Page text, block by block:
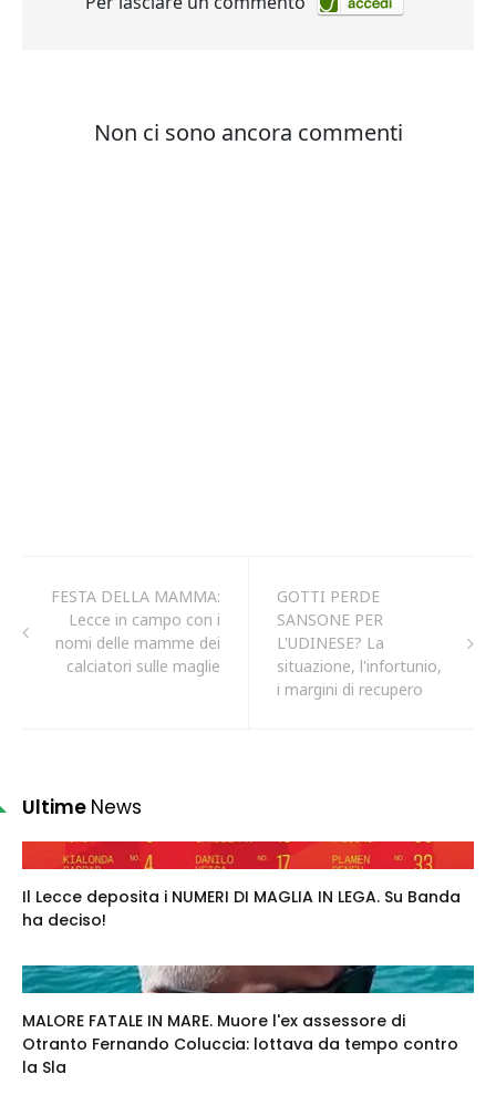
FESTA DELLA MAMMA:
Lecce in campo con i
nomi delle mamme dei
calciatori sulle maglie
GOTTI PERDE
SANSONE PER
L'UDINESE? La
situazione, l'infortunio,
i margini di recupero
Ultime News
Il Lecce deposita i NUMERI DI MAGLIA IN LEGA. Su Banda
ha deciso!
MALORE FATALE IN MARE. Muore l'ex assessore di
Otranto Fernando Coluccia: lottava da tempo contro
la Sla